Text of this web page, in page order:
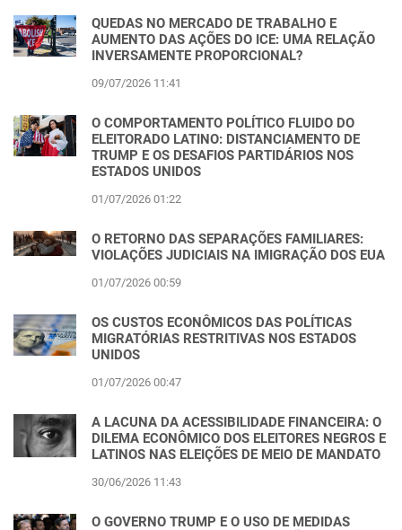
QUEDAS NO MERCADO DE TRABALHO E
AUMENTO DAS AÇÕES DO ICE: UMA RELAÇÃO
INVERSAMENTE PROPORCIONAL?
09/07/2026 11:41
O COMPORTAMENTO POLÍTICO FLUIDO DO
ELEITORADO LATINO: DISTANCIAMENTO DE
TRUMP E OS DESAFIOS PARTIDÁRIOS NOS
ESTADOS UNIDOS
01/07/2026 01:22
O RETORNO DAS SEPARAÇÕES FAMILIARES:
VIOLAÇÕES JUDICIAIS NA IMIGRAÇÃO DOS EUA
01/07/2026 00:59
OS CUSTOS ECONÔMICOS DAS POLÍTICAS
MIGRATÓRIAS RESTRITIVAS NOS ESTADOS
UNIDOS
01/07/2026 00:47
A LACUNA DA ACESSIBILIDADE FINANCEIRA: O
DILEMA ECONÔMICO DOS ELEITORES NEGROS E
LATINOS NAS ELEIÇÕES DE MEIO DE MANDATO
30/06/2026 11:43
O GOVERNO TRUMP E O USO DE MEDIDAS